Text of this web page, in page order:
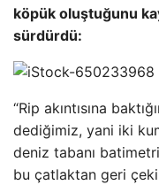
köpük oluştuğunu
sürdürdü:
“Rip akıntısına
dediğimiz, yani iki
deniz tabanı
bu çatlaktan geri